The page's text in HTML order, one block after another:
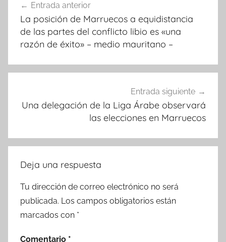
de
entradas
Entrada anterior
La posición de Marruecos a equidistancia
de las partes del conflicto libio es «una
razón de éxito» – medio mauritano –
Entrada siguiente
Una delegación de la Liga Árabe observará
las elecciones en Marruecos
Deja una respuesta
Tu dirección de correo electrónico no será
publicada. Los campos obligatorios están
marcados con *
Comentario *